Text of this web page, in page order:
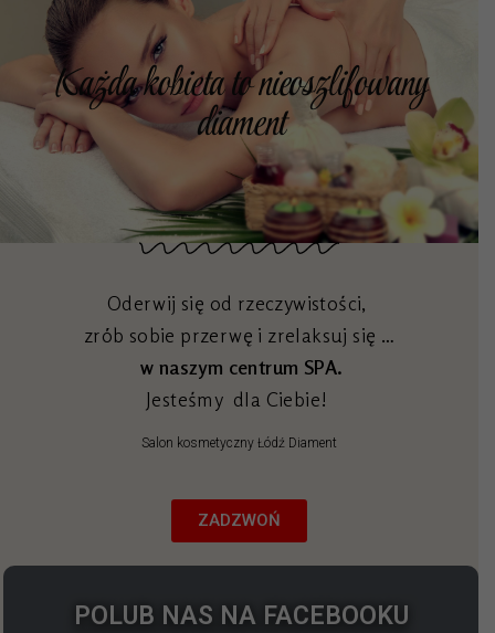
Każda kobieta to nieoszlifowany
diament
Oderwij się od rzeczywistości,
zrób sobie przerwę i zrelaksuj się …
w naszym centrum SPA.
Jesteśmy dla Ciebie!
Salon kosmetyczny Łódź Diament
ZADZWOŃ
POLUB NAS NA FACEBOOKU